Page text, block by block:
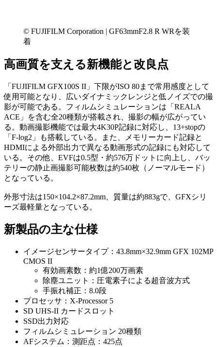
© FUJIFILM Corporation | GF63mmF2.8 R WRを装
着
高画質を支える新機能と改良点
「FUJIFILM GFX100S II」下限がISO 80まで常用感度として
使用可能となり、広いダイナミックレンジと低ノイズでの撮
影が可能である。フィルムシミュレーションは「REALA
ACE」を含む全20種類が搭載され、撮影の幅が広がってい
る。動画撮影機能では最大4K30P記録に対応し、13+stopの
「F-log2」も搭載している。また、メモリーカード記録と
HDMIによる外部出力で異なる動画形式の記録にも対応して
いる。その他、EVFは0.5型・約576万ドットに向上し、バッ
テリーの静止画撮影可能枚数は約540枚（ノーマルモード）
となっている。
外形寸法は150×104.2×87.2mm、質量は約883gで、GFXシリ
ーズ最軽量となっている。
新製品の主な仕様
イメージセンサータイプ：43.8mm×32.9mm GFX 102MP
CMOS II
有効画素数：約1億200万画素
除塵ユニット：圧電素子による超音波方式
手振れ補正：8.0段
プロセッサ：X-Processor 5
SD UHS-II カードスロット
SSD出力対応
フィルムシミュレーション 20種類
AFシステム：測距点：425点